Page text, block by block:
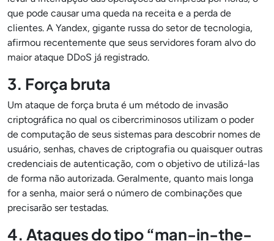
que pode causar uma queda na receita e a perda de
clientes. A Yandex, gigante russa do setor de tecnologia,
afirmou recentemente que seus servidores foram alvo do
maior ataque DDoS já registrado.
3. Força bruta
Um ataque de força bruta é um método de invasão
criptográfica no qual os cibercriminosos utilizam o poder
de computação de seus sistemas para descobrir nomes de
usuário, senhas, chaves de criptografia ou quaisquer outras
credenciais de autenticação, com o objetivo de utilizá-las
de forma não autorizada. Geralmente, quanto mais longa
for a senha, maior será o número de combinações que
precisarão ser testadas.
4. Ataques do tipo “man-in-the-